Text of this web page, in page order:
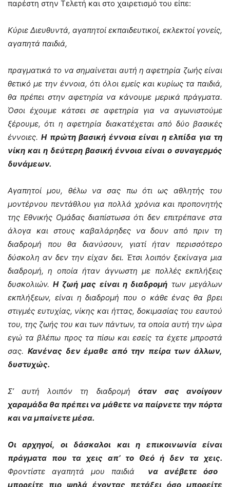
παρέστη στην Τελετή και στο χαιρετισμό του είπε:
Κύριε Διευθυντά, αγαπητοί εκπαιδευτικοί, εκλεκτοί γονείς,
αγαπητά παιδιά,
πραγματικά το να σημαίνεται αυτή η αφετηρία ζωής είναι
θετικό με την έννοια, ότι όλοι εμείς και κυρίως τα παιδιά,
θα πρέπει στην αφετηρία να κάνουμε μερικά πράγματα.
Όσοι έχουμε κάτσει σε αφετηρία για να αγωνιστούμε
ξέρουμε, ότι η αφετηρία διακατέχεται από δύο βασικές
έννοιες.Η πρώτη βασική έννοια είναι η ελπίδα για τη
νίκη και η δεύτερη βασική έννοια είναι ο συναγερμός
δυνάμεων.
Αγαπητοί μου, θέλω να σας πω ότι ως αθλητής του
μοντέρνου πεντάθλου για πολλά χρόνια και προπονητής
της Εθνικής Ομάδας διαπίστωσα ότι δεν επιτρέπανε στα
άλογα και στους καβαλάρηδες να δουν από πριν τη
διαδρομή που θα διανύσουν, γιατί ήταν περισσότερο
δύσκολη αν δεν την είχαν δει. Έτσι λοιπόν ξεκίναγα μια
διαδρομή, η οποία ήταν άγνωστη με πολλές εκπλήξεις
δυσκολιών.Η ζωή μας είναι η διαδρομή των μεγάλων
εκπλήξεων, είναι η διαδρομή που ο κάθε ένας θα βρει
στιγμές ευτυχίας, νίκης και ήττας, δοκιμασίας του εαυτού
του, της ζωής του και των πάντων, τα οποία αυτή την ώρα
εγώ τα βλέπω προς τα πίσω και εσείς τα έχετε μπροστά
σας. Κανένας δεν έμαθε από την πείρα των άλλων,
δυστυχώς.
Σ’ αυτή λοιπόν τη διαδρομή όταν σας ανοίγουν
χαραμάδα θα πρέπει να μάθετε να παίρνετε την πόρτα
και να μπαίνετε μέσα.
Οι αρχηγοί, οι δάσκαλοι και η επικοινωνία είναι
πράγματα που τα χεις απ’ το Θεό ή δεν τα χεις.
Φροντίστε αγαπητά μου παιδιά να ανέβετε όσο
μπορείτε πιο ψηλά έχοντας πετάξει όσο μπορείτε